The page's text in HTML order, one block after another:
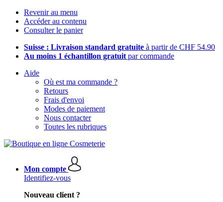
Revenir au menu
Accéder au contenu
Consulter le panier
Suisse : Livraison standard gratuite à partir de CHF 54.90
Au moins 1 échantillon gratuit par commande
Aide
Où est ma commande ?
Retours
Frais d'envoi
Modes de paiement
Nous contacter
Toutes les rubriques
Mon compte
Identifiez-vous
Nouveau client ?